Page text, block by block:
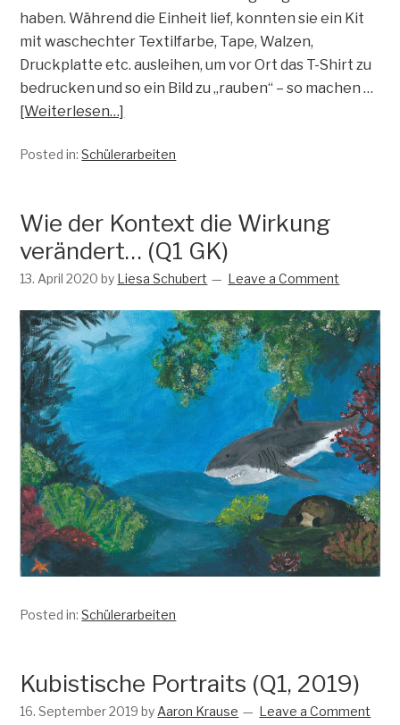
haben. Während die Einheit lief, konnten sie ein Kit
mit waschechter Textilfarbe, Tape, Walzen,
Druckplatte etc. ausleihen, um vor Ort das T-Shirt zu
bedrucken und so ein Bild zu „rauben“ – so machen …
[Weiterlesen…]
Posted in:Schülerarbeiten
Wie der Kontext die Wirkung
verändert… (Q1 GK)
13. April 2020 by Liesa Schubert Leave a Comment
Posted in:Schülerarbeiten
Kubistische Portraits (Q1, 2019)
16. September 2019 by Aaron Krause Leave a Comment